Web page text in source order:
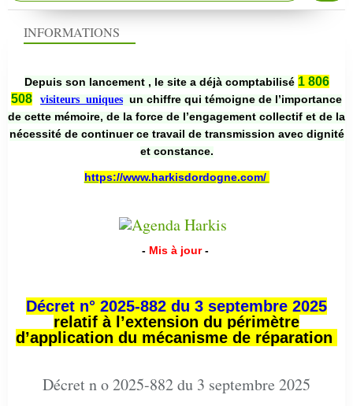
INFORMATIONS
Depuis son lancement , le site a déjà comptabilisé 1 806
508
visiteurs uniques un chiffre qui témoigne de l’importance
de cette mémoire, de la force de l’engagement collectif et de la
nécessité de continuer ce travail de transmission avec dignité
et constance.
https://www.harkisdordogne.com/
- Mis à jour -
Décret n° 2025-882 du 3 septembre 2025
relatif à l’extension du périmètre
d’application du mécanisme de réparation
Décret n o 2025-882 du 3 septembre 2025